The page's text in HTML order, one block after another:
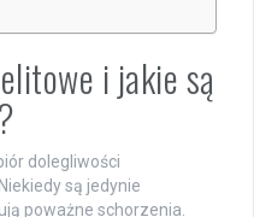
i jakie są
dolegliwości
są jedynie
poważne schorzenia.